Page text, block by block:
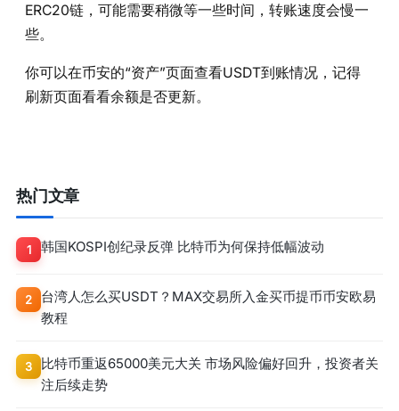
ERC20链，可能需要稍微等一些时间，转账速度会慢一
些。
你可以在币安的“资产”页面查看USDT到账情况，记得
刷新页面看看余额是否更新。
热门文章
1 韩国KOSPI创纪录反弹 比特币为何保持低幅波动
2
台湾人怎么买USDT？MAX交易所入金买币提币币安欧易
教程
3
比特币重返65000美元大关 市场风险偏好回升，投资者关
注后续走势